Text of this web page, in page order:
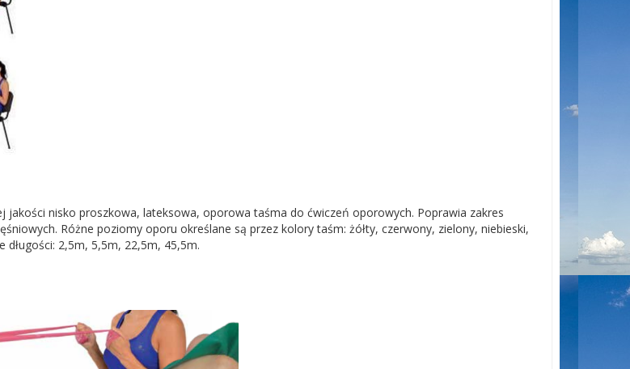
jakości nisko proszkowa, lateksowa, oporowa taśma do ćwiczeń oporowych. Poprawia zakres
Różne poziomy oporu określane są przez kolory taśm: żółty, czerwony, zielony, niebieski,
długości: 2,5m, 5,5m, 22,5m, 45,5m.